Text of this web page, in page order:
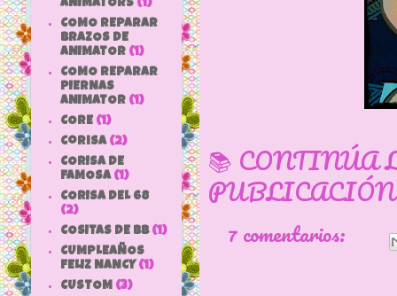
📚 CONTINÚA
7 comentarios:
ANIMATORS (1)
COMO REPARAR
BRAZOS DE
ANIMATOR (1)
COMO REPARAR
PIERNAS
ANIMATOR (1)
CORE (1)
Corisa (2)
CORISA DE
FAMOSA (1)
CORISA DEL 68
(2)
COSITAS DE bb (1)
CUMPLEAÑOS
FELIZ NANCY (1)
CUSTOM (3)